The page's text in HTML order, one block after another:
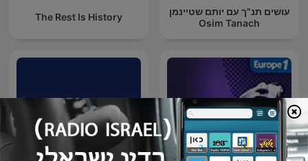
עושים תנ"ך עם יותם שטיינמן
Osim Tanach
The Rest Is History